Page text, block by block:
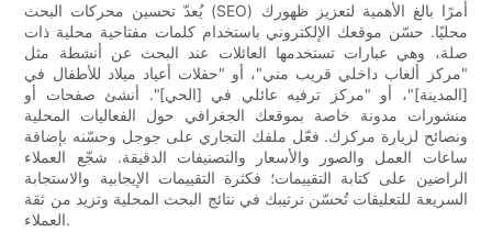
يُعدّ تحسين محركات البحث (SEO) أمرًا بالغ الأهمية لتعزيز ظهورك
محليًا. حسّن موقعك الإلكتروني باستخدام كلمات مفتاحية محلية ذات
صلة، وهي عبارات تستخدمها العائلات عند البحث عن أنشطة مثل
"مركز ألعاب داخلي قريب مني"، أو "حفلات أعياد ميلاد للأطفال في
[المدينة]"، أو "مركز ترفيه عائلي في [الحي]". أنشئ صفحات أو
منشورات مدونة خاصة بموقعك الجغرافي حول الفعاليات المحلية
ونصائح لزيارة مركزك. فعّل ملفك التجاري على جوجل وحسّنه بإضافة
ساعات العمل والصور والأسعار والتصنيفات الدقيقة. شجّع العملاء
الراضين على كتابة التقييمات؛ فكثرة التقييمات الإيجابية والاستجابة
السريعة للتعليقات تُحسّن ترتيبك في نتائج البحث المحلية وتزيد من ثقة
العملاء.